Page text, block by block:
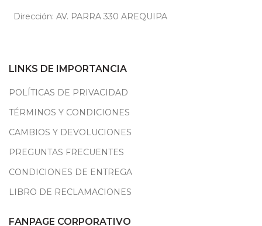
Dirección: AV. PARRA 330 AREQUIPA
LINKS DE IMPORTANCIA
POLÍTICAS DE PRIVACIDAD
TÉRMINOS Y CONDICIONES
CAMBIOS Y DEVOLUCIONES
PREGUNTAS FRECUENTES
CONDICIONES DE ENTREGA
LIBRO DE RECLAMACIONES
FANPAGE CORPORATIVO